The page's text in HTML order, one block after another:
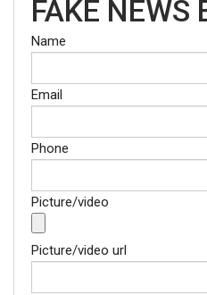
FAKE NEWS
Name
Email
Phone
Picture/video
Picture/video url